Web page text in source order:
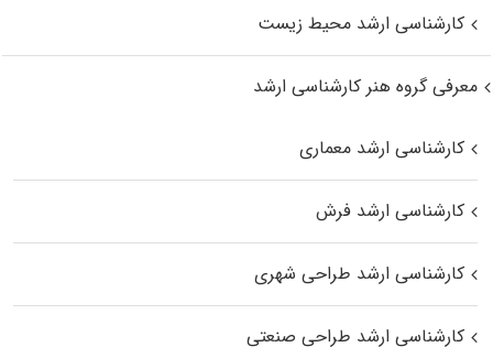
کارشناسی ارشد محیط زیست
معرفی گروه هنر کارشناسی ارشد
کارشناسی ارشد معماری
کارشناسی ارشد فرش
کارشناسی ارشد طراحی شهری
کارشناسی ارشد طراحی صنعتی